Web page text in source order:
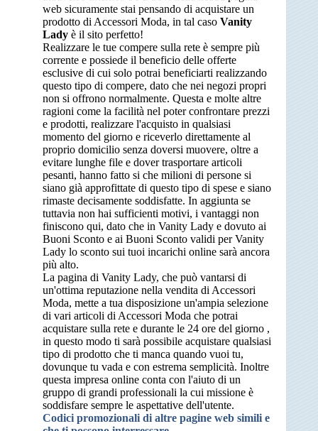
web sicuramente stai pensando di acquistare un
prodotto di Accessori Moda, in tal caso Vanity
Lady è il sito perfetto!
Realizzare le tue compere sulla rete è sempre più
corrente e possiede il beneficio delle offerte
esclusive di cui solo potrai beneficiarti realizzando
questo tipo di compere, dato che nei negozi propri
non si offrono normalmente. Questa e molte altre
ragioni come la facilità nel poter confrontare prezzi
e prodotti, realizzare l'acquisto in qualsiasi
momento del giorno e riceverlo direttamente al
proprio domicilio senza doversi muovere, oltre a
evitare lunghe file e dover trasportare articoli
pesanti, hanno fatto si che milioni di persone si
siano già approfittate di questo tipo di spese e siano
rimaste decisamente soddisfatte. In aggiunta se
tuttavia non hai sufficienti motivi, i vantaggi non
finiscono qui, dato che in Vanity Lady e dovuto ai
Buoni Sconto e ai Buoni Sconto validi per Vanity
Lady lo sconto sui tuoi incarichi online sarà ancora
più alto.
La pagina di Vanity Lady, che può vantarsi di
un'ottima reputazione nella vendita di Accessori
Moda, mette a tua disposizione un'ampia selezione
di vari articoli di Accessori Moda che potrai
acquistare sulla rete e durante le 24 ore del giorno ,
in questo modo ti sarà possibile acquistare qualsiasi
tipo di prodotto che ti manca quando vuoi tu,
dovunque tu vada e con estrema semplicità. Inoltre
questa impresa online conta con l'aiuto di un
gruppo di grandi professionali la cui missione è
soddisfare sempre le aspettative dell'utente.
Codici promozionali di altre pagine web simili e